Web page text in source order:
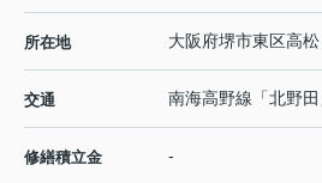
所在地 大阪府堺市東区高松
交通 南海高野線 「北野田
修繕積立金 -